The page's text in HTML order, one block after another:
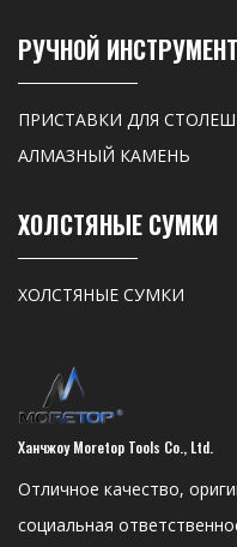
РУЧНОЙ ИНСТРУМЕНТ
ПРИСТАВКИ ДЛЯ
АЛМАЗНЫЙ КАМЕНЬ
ХОЛСТЯНЫЕ СУМКИ
ХОЛСТЯНЫЕ СУМКИ
Ханчжоу Moretop Tools Co., Ltd.
Отличное качество,
социальная